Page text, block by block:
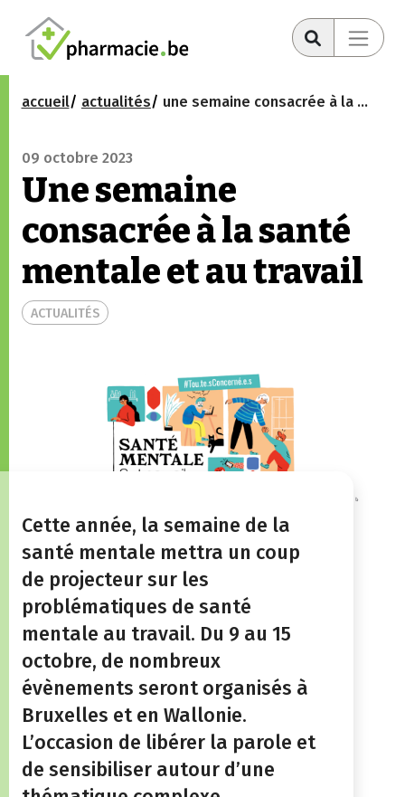
accueil actualités une semaine consacrée à la santé mentale et au travail
09 octobre 2023
Une semaine
consacrée à la santé
mentale et au travail
ACTUALITÉS
Cette année, la semaine de la
santé mentale mettra un coup
de projecteur sur les
problématiques de santé
mentale au travail. Du 9 au 15
octobre, de nombreux
évènements seront organisés à
Bruxelles et en Wallonie.
L’occasion de libérer la parole et
de sensibiliser autour d’une